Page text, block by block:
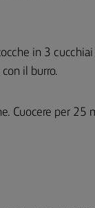
in 3
il burro.
Cuocere per 25